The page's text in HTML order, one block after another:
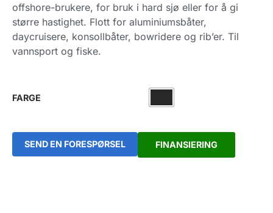
offshore-brukere, for bruk i hard sjø eller for å gi
større hastighet. Flott for aluminiumsbåter,
daycruisere, konsollbåter, bowridere og rib’er. Til
vannsport og fiske.
FARGE
SEND EN FORESPØRSEL FINANSIERING